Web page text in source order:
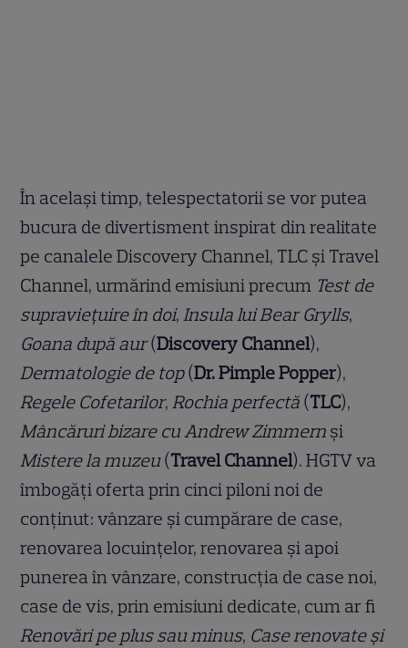
În același timp, telespectatorii se vor putea
bucura de divertisment inspirat din realitate
pe canalele Discovery Channel, TLC și Travel
Channel, urmărind emisiuni precum Test de
supravieţuire în doi,Insula lui Bear Grylls,
Goana după aur(Discovery Channel),
Dermatologie de top(Dr. Pimple Popper),
Regele Cofetarilor,Rochia perfectă (TLC),
Mâncăruri bizare cu Andrew Zimmern și
Mistere la muzeu(Travel Channel). HGTV va
îmbogăți oferta prin cinci piloni noi de
conținut: vânzare și cumpărare de case,
renovarea locuințelor, renovarea și apoi
punerea în vânzare, construcția de case noi,
case de vis, prin emisiuni dedicate, cum ar fi
Renovări pe plus sau minus, Case renovate și